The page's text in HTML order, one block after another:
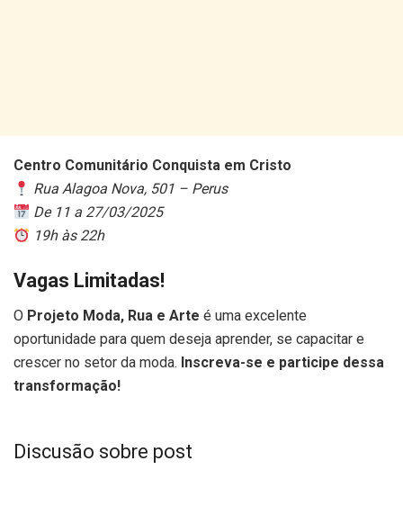
Centro Comunitário Conquista em Cristo
Rua Alagoa Nova, 501 – Perus
De 11 a 27/03/2025
19h às 22h
Vagas Limitadas!
O Projeto Moda, Rua e Arte é uma excelente
oportunidade para quem deseja aprender, se capacitar e
crescer no setor da moda. Inscreva-se e participe dessa
transformação!
Discusão sobre post